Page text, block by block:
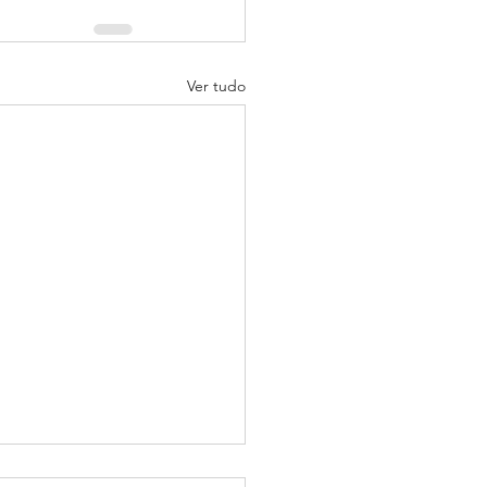
Ver tudo
ano atras, eu